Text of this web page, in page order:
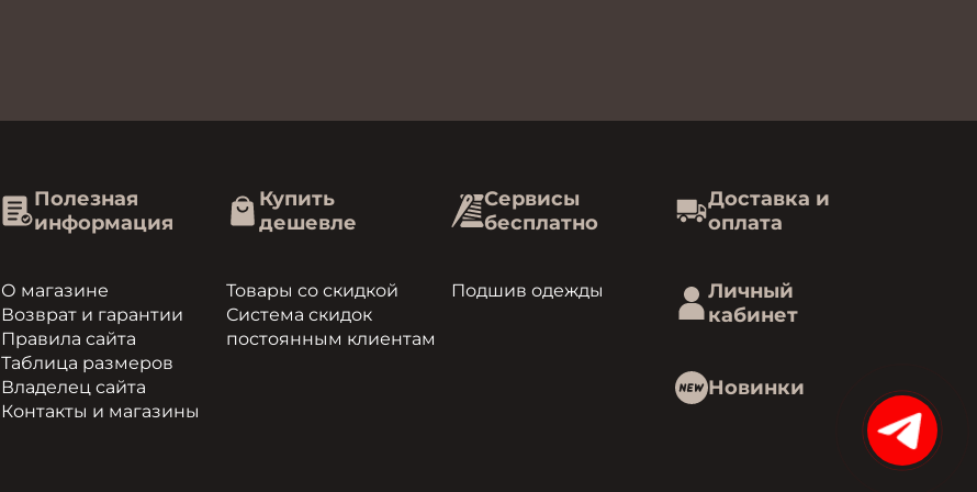
Полезная
информация
О магазине
Возврат и гарантии
Правила сайта
Таблица размеров
Владелец сайта
Контакты и магазины
Купить
дешевле
Товары со скидкой
Система скидок
постоянным клиентам
Сервисы
бесплатно
Подшив одежды
Доставка и
оплата
Личный
кабинет
Новинки